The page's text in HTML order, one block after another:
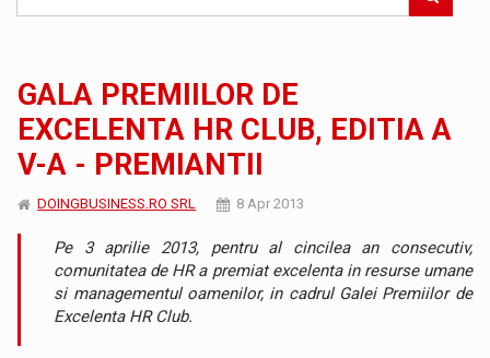
GALA PREMIILOR DE
EXCELENTA HR CLUB, EDITIA A
V-A - PREMIANTII
DOINGBUSINESS.RO SRL 8 Apr 2013
Pe 3 aprilie 2013, pentru al cincilea an consecutiv,
comunitatea de HR a premiat excelenta in resurse umane
si managementul oamenilor, in cadrul Galei Premiilor de
Excelenta HR Club.